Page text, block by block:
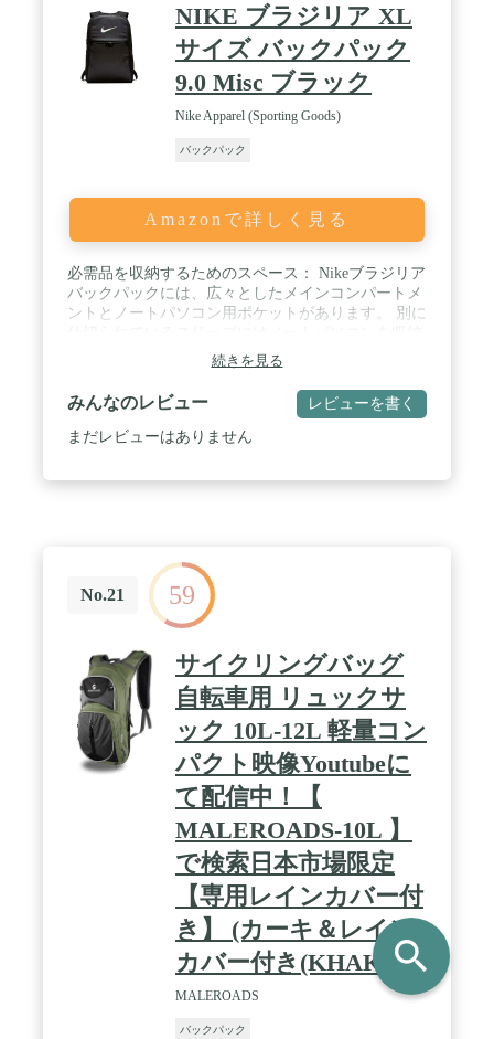
NIKE ブラジリア XL
サイズ バックパック
9.0 Misc ブラック
Nike Apparel (Sporting Goods)
バックパック
Amazonで詳しく見る
必需品を収納するためのスペース： Nikeブラジリア
バックパックには、広々としたメインコンパートメ
ントとノートパソコン用ポケットがあります。 別に
できます。 / 収納に便利： 本バックパックの外側に
は小物用ポケットがあり、楽に物を出し入れ/収納で
きます。 サイドポケットがあり、水筒やエネルギー
バーを簡単に掴み取ることができます。 / フィット
感のカスタマイズ可能： パッド入りの背面部でショ
続きを見る
みんなのレビュー レビューを書く
まだレビューはありません
No.21 59
サイクリングバッグ
自転車用 リュックサ
ック 10L-12L 軽量コン
パクト映像Youtubeに
て配信中！【
MALEROADS-10L 】
で検索日本市場限定
【専用レインカバー付
き】 (カーキ＆レイン
カバー付き(KHAKI))
MALEROADS
バックパック
search